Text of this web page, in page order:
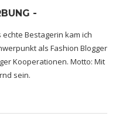
-
Bestagerin kam ich
als Fashion Blogger
Kooperationen. Motto: Mit
sein.